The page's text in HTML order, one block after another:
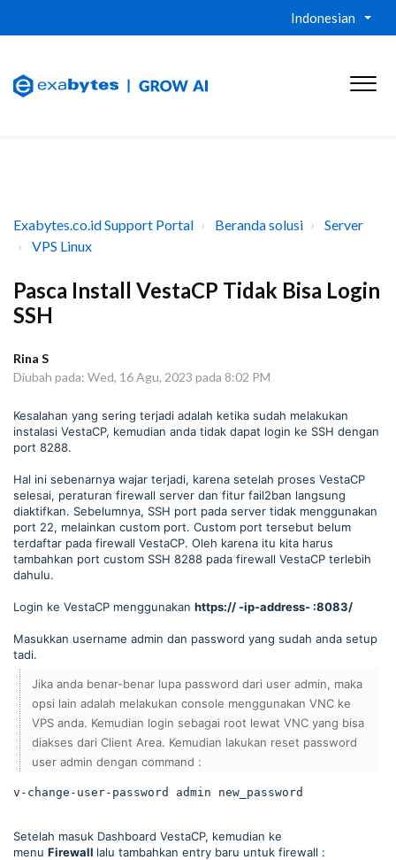
Indonesian
Exabytes.co.id Support Portal Beranda solusi
Server
VPS Linux
Pasca Install VestaCP Tidak Bisa Login
SSH
Rina S
Diubah pada: Wed, 16 Agu, 2023 pada 8:02 PM
Kesalahan yang sering terjadi adalah ketika sudah melakukan
instalasi VestaCP, kemudian anda tidak dapat login ke SSH dengan
port 8288.
Hal ini sebenarnya wajar terjadi, karena setelah proses VestaCP
selesai, peraturan firewall server dan fitur fail2ban langsung
diaktifkan. Sebelumnya, SSH port pada server tidak menggunakan
port 22, melainkan custom port. Custom port tersebut belum
terdaftar pada firewall VestaCP. Oleh karena itu kita harus
tambahkan port custom SSH 8288 pada firewall VestaCP terlebih
dahulu.
Login ke VestaCP menggunakan https:// -ip-address- :8083/
Masukkan username admin dan password yang sudah anda setup
tadi.
Jika anda benar-benar lupa password dari user admin, maka
opsi lain adalah melakukan console menggunakan VNC ke
VPS anda. Kemudian login sebagai root lewat VNC yang bisa
diakses dari Client Area. Kemudian lakukan reset password
user admin dengan command :
v-change-user-password admin new_password
Setelah masuk Dashboard VestaCP, kemudian ke
menu Firewall lalu tambahkan entry baru untuk firewall :